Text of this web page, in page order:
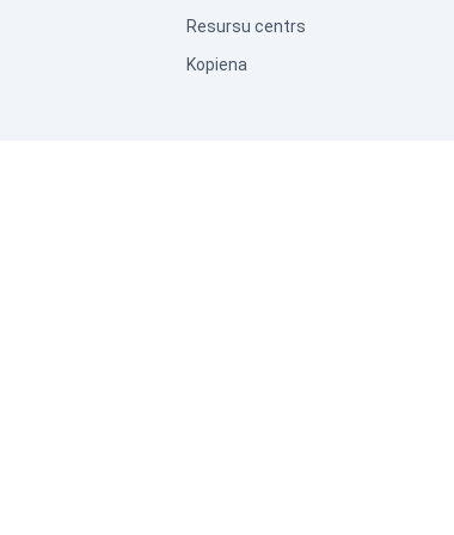
Resursu centrs
Kopiena